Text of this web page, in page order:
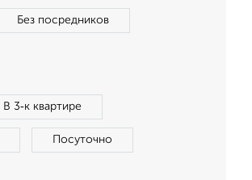
Без посредников
В 3‑к квартире
Посуточно